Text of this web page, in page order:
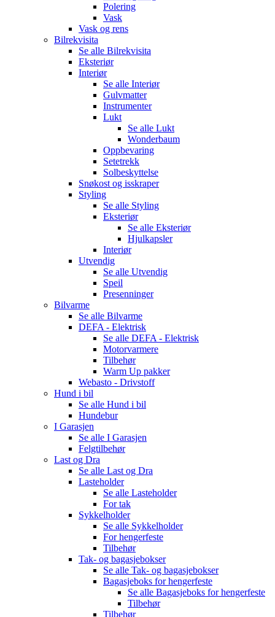
Polering
Vask
Vask og rens
Bilrekvisita
Se alle Bilrekvisita
Eksteriør
Interiør
Se alle Interiør
Gulvmatter
Instrumenter
Lukt
Se alle Lukt
Wonderbaum
Oppbevaring
Setetrekk
Solbeskyttelse
Snøkost og isskraper
Styling
Se alle Styling
Eksteriør
Se alle Eksteriør
Hjulkapsler
Interiør
Utvendig
Se alle Utvendig
Speil
Presenninger
Bilvarme
Se alle Bilvarme
DEFA - Elektrisk
Se alle DEFA - Elektrisk
Motorvarmere
Tilbehør
Warm Up pakker
Webasto - Drivstoff
Hund i bil
Se alle Hund i bil
Hundebur
I Garasjen
Se alle I Garasjen
Felgtilbehør
Last og Dra
Se alle Last og Dra
Lasteholder
Se alle Lasteholder
For tak
Sykkelholder
Se alle Sykkelholder
For hengerfeste
Tilbehør
Tak- og bagasjebokser
Se alle Tak- og bagasjebokser
Bagasjeboks for hengerfeste
Se alle Bagasjeboks for hengerfeste
Tilbehør
Tilbehør